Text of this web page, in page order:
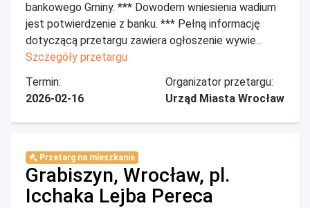
bankowego Gminy. *** Dowodem wniesienia wadium
jest potwierdzenie z banku. *** Pełną informację
dotyczącą przetargu zawiera ogłoszenie wywie...
Szczegóły przetargu
Termin:
2026-02-16
Organizator przetargu:
Urząd Miasta Wrocław
Przetarg na mieszkanie
Grabiszyn, Wrocław, pl.
Icchaka Lejba Pereca